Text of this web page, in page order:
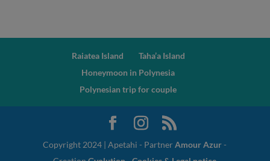
Raiatea Island
Taha’a Island
Honeymoon in Polynesia
Polynesian trip for couple
Copyright 2024 | Apetahi - PartnerAmour Azur-